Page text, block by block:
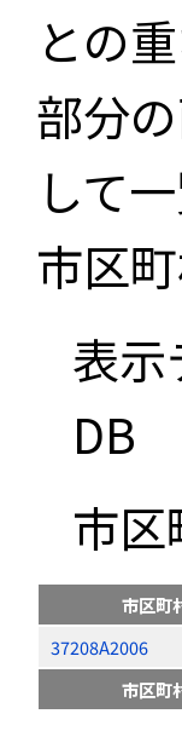
との
部分
して
市区
表示
DB
市区
市区町
37208A2006
市区町